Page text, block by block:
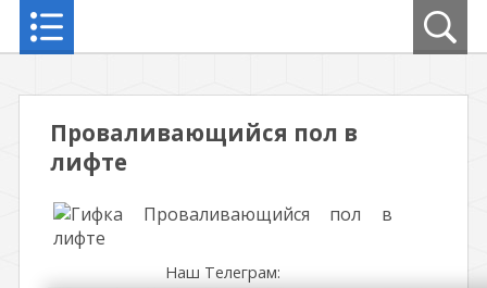
Проваливающийся пол в
лифте
Наш Телеграм: